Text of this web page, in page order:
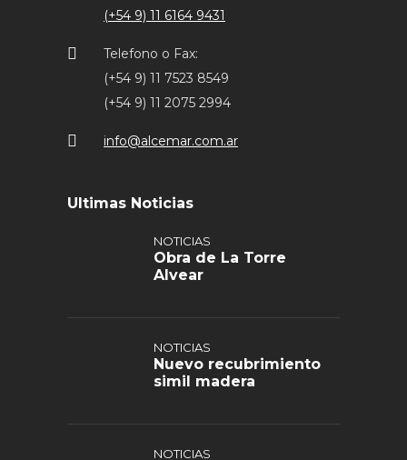
(+54 9) 11 6164 9431
Telefono o Fax:
(+54 9) 11 7523 8549
(+54 9) 11 2075 2994
info@alcemar.com.ar
Ultimas Noticias
NOTICIAS
Obra de La Torre
Alvear
NOTICIAS
Nuevo recubrimiento
simil madera
NOTICIAS